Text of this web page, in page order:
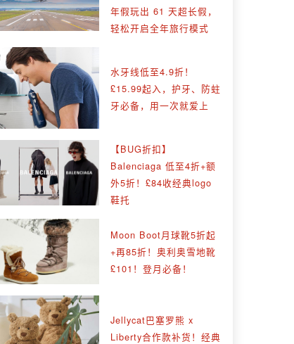
年假玩出 61 天超长假，
轻松开启全年旅行模式
水牙线低至4.9折！
£15.99起入，护牙、防蛀
牙必备，用一次就爱上
【BUG折扣】
Balenciaga 低至4折+额
外5折！£84收经典logo
鞋托
Moon Boot月球靴5折起
+再85折！奥利奥雪地靴
£101！登月必备！
Jellycat巴塞罗熊 x
Liberty合作款补货！经典